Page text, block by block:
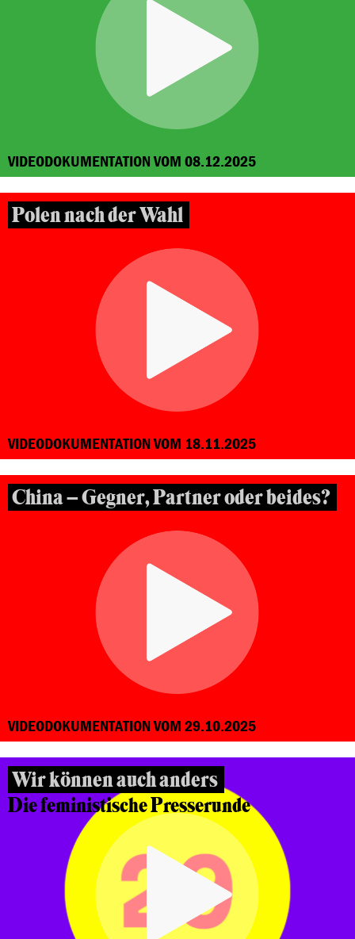
VIDEODOKUMENTATION VOM 08.12.2025
Polen nach der Wahl
VIDEODOKUMENTATION VOM 18.11.2025
China – Gegner, Partner oder beides?
VIDEODOKUMENTATION VOM 29.10.2025
Wir können auch anders
Die feministische Presserunde